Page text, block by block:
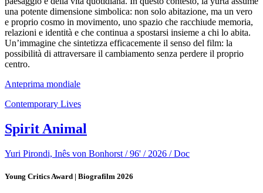
una potente dimensione simbolica: non solo abitazione, ma un vero
e proprio cosmo in movimento, uno spazio che racchiude memoria,
relazioni e identità e che continua a spostarsi insieme a chi lo abita.
Un’immagine che sintetizza efficacemente il senso del film: la
possibilità di attraversare il cambiamento senza perdere il proprio
centro.
Anteprima mondiale
Contemporary Lives
Spirit Animal
Yuri Pirondi, Inês von Bonhorst / 96' / 2026 / Doc
Young Critics Award | Biografilm 2026